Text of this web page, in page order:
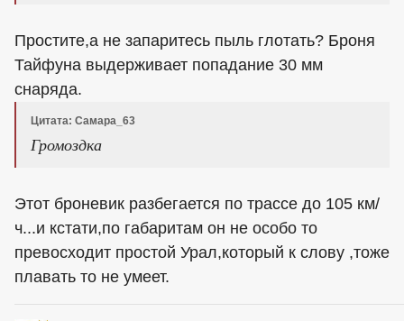
Простите,а не запаритесь пыль глотать? Броня
Тайфуна выдерживает попадание 30 мм
снаряда.
Цитата: Самара_63
Громоздка
Этот броневик разбегается по трассе до 105 км/
ч...и кстати,по габаритам он не особо то
превосходит простой Урал,который к слову ,тоже
плавать то не умеет.